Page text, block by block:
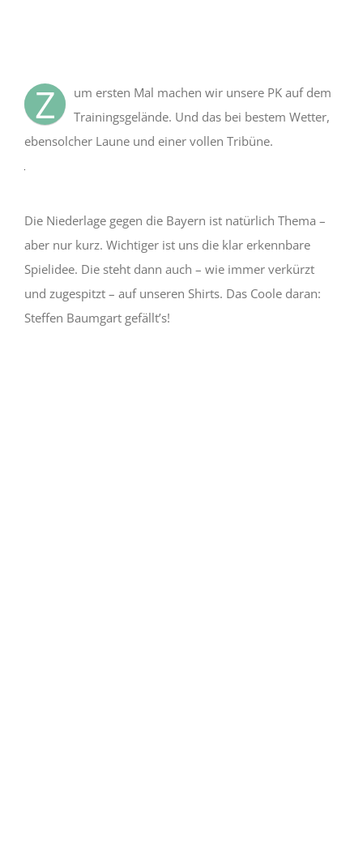
Z
um ersten Mal machen wir unsere PK auf dem
Trainingsgelände. Und das bei bestem Wetter,
ebensolcher Laune und einer vollen Tribüne.
Videos
akzeptieren
Sie
die
Datenschutzerklärung
von
Video
immer
entsperren
Die Niederlage gegen die Bayern ist natürlich Thema –
aber nur kurz. Wichtiger ist uns die klar erkennbare
Spielidee. Die steht dann auch – wie immer verkürzt
und zugespitzt – auf unseren Shirts. Das Coole daran:
Steffen Baumgart gefällt’s!